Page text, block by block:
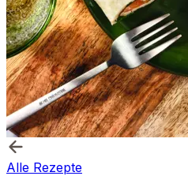
Alle Rezepte